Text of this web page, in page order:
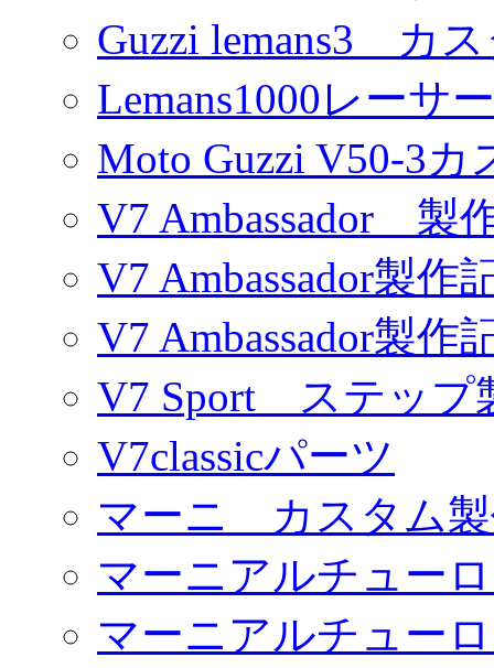
Guzzi lemans3 カ
Lemans1000レーサ
Moto Guzzi V50-3カ
V7 Ambassador 製
V7 Ambassador製作
V7 Ambassador製作
V7 Sport ステップ
V7classicパーツ
マーニ カスタム
マーニアルチュー
マーニアルチュー